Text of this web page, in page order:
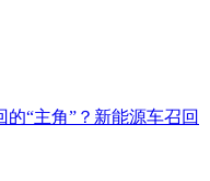
“主角”？新能源车召回